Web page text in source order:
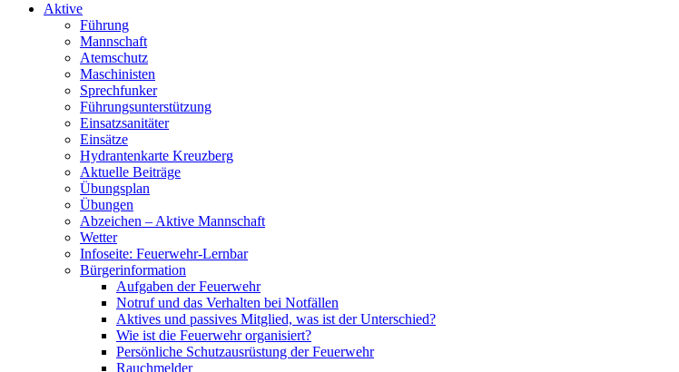
Aktive
Führung
Mannschaft
Atemschutz
Maschinisten
Sprechfunker
Führungsunterstützung
Einsatzsanitäter
Einsätze
Hydrantenkarte Kreuzberg
Aktuelle Beiträge
Übungsplan
Übungen
Abzeichen – Aktive Mannschaft
Wetter
Infoseite: Feuerwehr-Lernbar
Bürgerinformation
Aufgaben der Feuerwehr
Notruf und das Verhalten bei Notfällen
Aktives und passives Mitglied, was ist der Unterschied?
Wie ist die Feuerwehr organisiert?
Persönliche Schutzausrüstung der Feuerwehr
Rauchmelder